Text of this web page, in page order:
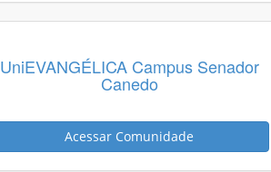
UniEVANGÉLICA Campus Senador
Canedo
Acessar Comunidade